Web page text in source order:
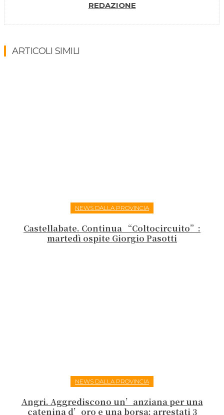
REDAZIONE
ARTICOLI SIMILI
NEWS DALLA PROVINCIA
Castellabate. Continua “Coltocircuito”:
martedì ospite Giorgio Pasotti
NEWS DALLA PROVINCIA
Angri. Aggrediscono un’anziana per una
catenina d’oro e una borsa: arrestati 3